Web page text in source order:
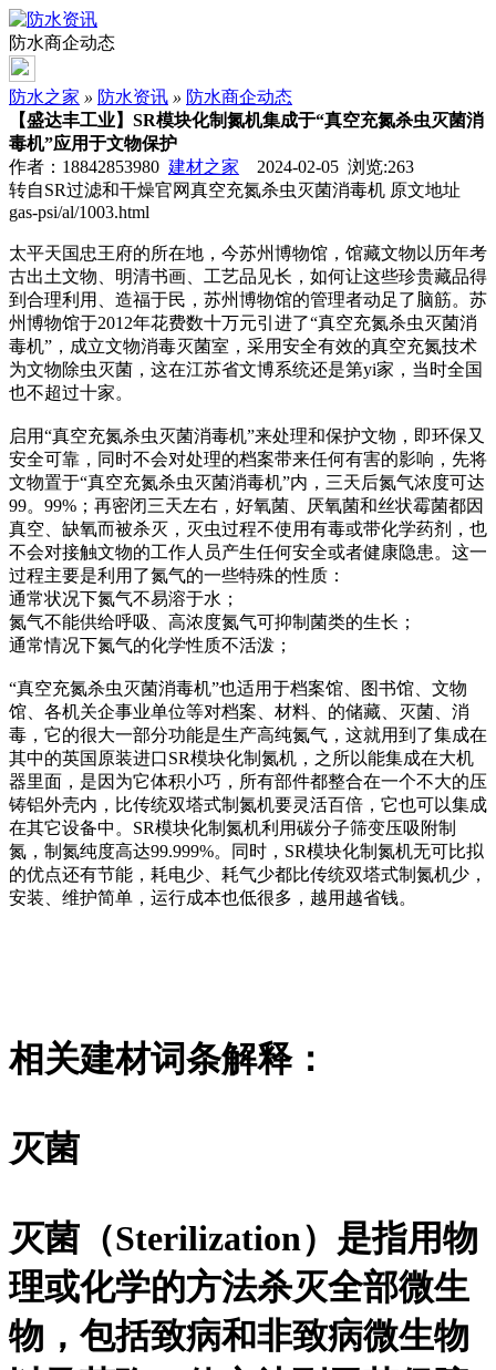
防水商企动态
防水之家 » 防水资讯 » 防水商企动态
【盛达丰工业】SR模块化制氮机集成于“真空充氮杀虫灭菌消
毒机”应用于文物保护
作者：18842853980 建材之家 2024-02-05 浏览:263
转自SR过滤和干燥官网真空充氮杀虫灭菌消毒机 原文地址
gas-psi/al/1003.html
太平天国忠王府的所在地，今苏州博物馆，馆藏文物以历年考
古出土文物、明清书画、工艺品见长，如何让这些珍贵藏品得
到合理利用、造福于民，苏州博物馆的管理者动足了脑筋。苏
州博物馆于2012年花费数十万元引进了“真空充氮杀虫灭菌消
毒机”，成立文物消毒灭菌室，采用安全有效的真空充氮技术
为文物除虫灭菌，这在江苏省文博系统还是第yi家，当时全国
也不超过十家。
启用“真空充氮杀虫灭菌消毒机”来处理和保护文物，即环保又
安全可靠，同时不会对处理的档案带来任何有害的影响，先将
文物置于“真空充氮杀虫灭菌消毒机”内，三天后氮气浓度可达
99。99%；再密闭三天左右，好氧菌、厌氧菌和丝状霉菌都因
真空、缺氧而被杀灭，灭虫过程不使用有毒或带化学药剂，也
不会对接触文物的工作人员产生任何安全或者健康隐患。这一
过程主要是利用了氮气的一些特殊的性质：
通常状况下氮气不易溶于水；
氮气不能供给呼吸、高浓度氮气可抑制菌类的生长；
通常情况下氮气的化学性质不活泼；
“真空充氮杀虫灭菌消毒机”也适用于档案馆、图书馆、文物
馆、各机关企事业单位等对档案、材料、的储藏、灭菌、消
毒，它的很大一部分功能是生产高纯氮气，这就用到了集成在
其中的英国原装进口SR模块化制氮机，之所以能集成在大机
器里面，是因为它体积小巧，所有部件都整合在一个不大的压
铸铝外壳内，比传统双塔式制氮机要灵活百倍，它也可以集成
在其它设备中。SR模块化制氮机利用碳分子筛变压吸附制
氮，制氮纯度高达99.999%。同时，SR模块化制氮机无可比拟
的优点还有节能，耗电少、耗气少都比传统双塔式制氮机少，
安装、维护简单，运行成本也低很多，越用越省钱。
相关建材词条解释：
灭菌
灭菌（Sterilization）是指用物
理或化学的方法杀灭全部微生
物，包括致病和非致病微生物